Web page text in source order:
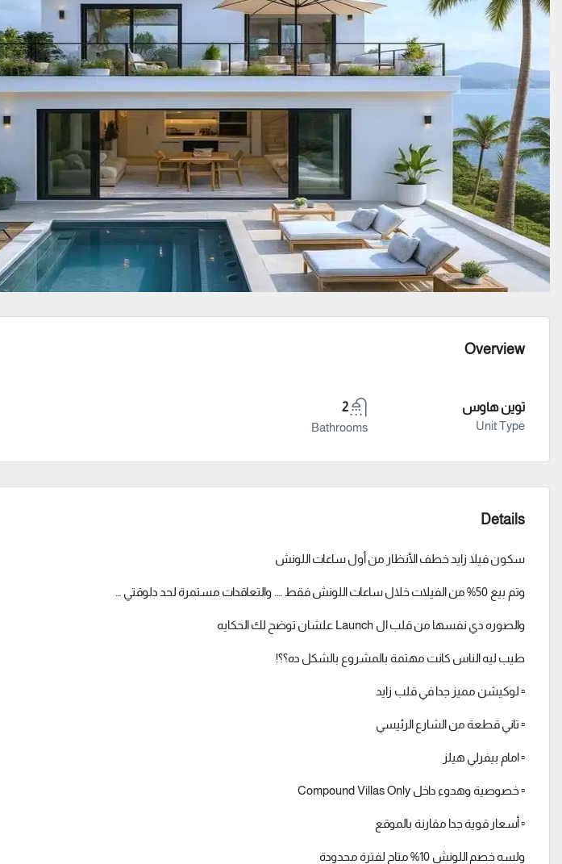
Overview
توين هاوس
Unit Type
2
Bathrooms
Details
سكون فيلا زايد خطف الأنظار من أول ساعات اللونش
وتم بيع 50% من الفيلات خلال ساعات اللونش فقط …. والتعاقدات مستمرة لحد دلوقتي …
والصوره دي نفسها من قلب ال Launch علشان توضح لك الحكايه
طيب ليه الناس كانت مهتمة بالمشروع بالشكل ده؟؟!
▫️ لوكيشن مميز جدا في قلب زايد
▫️ تاني قطعة من الشارع الرئيسي
▫️ امام بيفرلي هيلز
▫️ خصوصية وهدوء داخل Compound Villas Only
▫️ أسعار قوية جدا مقارنة بالموقع
ولسه خصم اللونش 10% متاح لفترة محدودة